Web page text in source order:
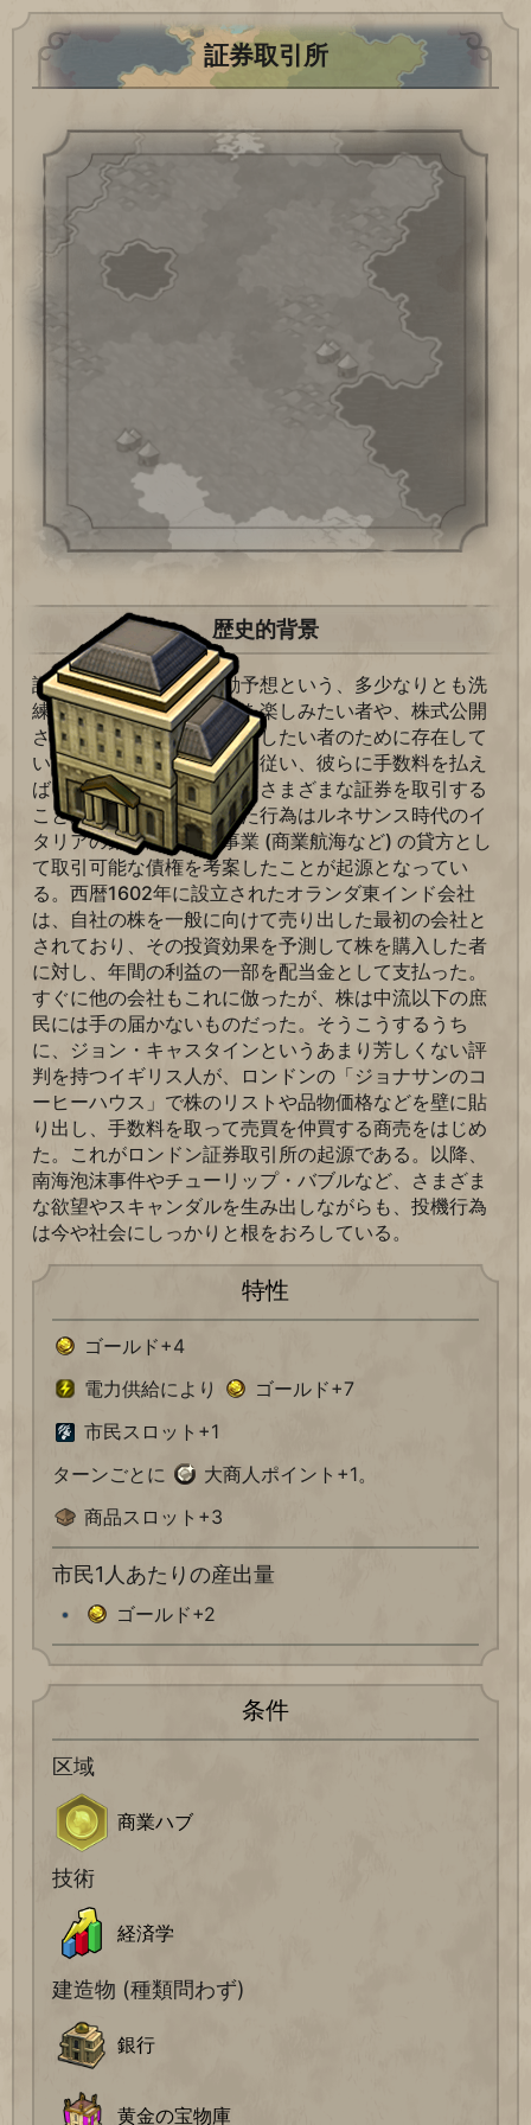
証券取引所
歴史的背景
証券取引所は株価の変動予想という、多少なりとも洗
練された「ギャンブル」を楽しみたい者や、株式公開
された会社の所有権を共有したい者のために存在して
いる。ブローカーの助言に従い、彼らに手数料を払え
ば、誰でも株や債券など、さまざまな証券を取引する
ことができるが、こうした行為はルネサンス時代のイ
タリアの銀行が会社や事業 (商業航海など) の貸方とし
て取引可能な債権を考案したことが起源となってい
る。西暦1602年に設立されたオランダ東インド会社
は、自社の株を一般に向けて売り出した最初の会社と
されており、その投資効果を予測して株を購入した者
に対し、年間の利益の一部を配当金として支払った。
すぐに他の会社もこれに倣ったが、株は中流以下の庶
民には手の届かないものだった。そうこうするうち
に、ジョン・キャスタインというあまり芳しくない評
判を持つイギリス人が、ロンドンの「ジョナサンのコ
ーヒーハウス」で株のリストや品物価格などを壁に貼
り出し、手数料を取って売買を仲買する商売をはじめ
た。これがロンドン証券取引所の起源である。以降、
南海泡沫事件やチューリップ・バブルなど、さまざま
な欲望やスキャンダルを生み出しながらも、投機行為
は今や社会にしっかりと根をおろしている。
特性
ゴールド+4
電力供給により
ゴールド+7
市民スロット+1
ターンごとに
大商人ポイント+1。
商品スロット+3
市民1人あたりの産出量
ゴールド+2
条件
区域
商業ハブ
技術
経済学
建造物 (種類問わず)
銀行
黄金の宝物庫